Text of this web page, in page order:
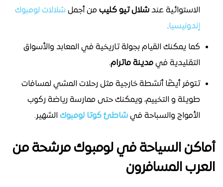
الاستوائية عند شلال تيو كليب من أجمل شلالات لومبوك
إندونيسيا.
كما يمكنك القيام بجولة تاريخية في المعابد والأسواق
التقليدية في مدينة ماترام.
تتوفر أيضًا أنشطة خارجية مثل رحلات المشي لمسافات
طويلة و التخييم، ويمكنك حتى ممارسة رياضة ركوب
الأمواج والسباحة في شاطئ كوتا لومبوك الشهير.
أماكن السياحة في لومبوك مرشحة من
العرب المسافرون